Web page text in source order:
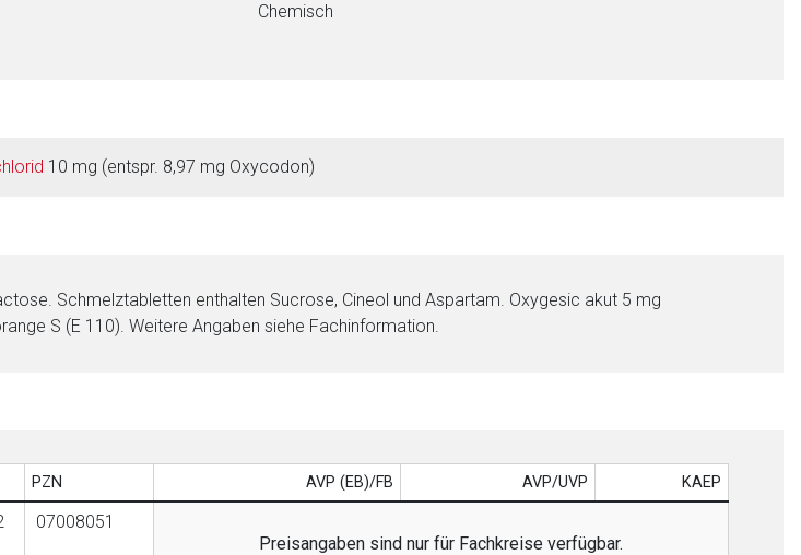
Chemisch
10 mg (entspr. 8,97 mg Oxycodon)
Schmelztabletten enthalten Sucrose, Cineol und Aspartam. Oxygesic akut 5 mg
S (E 110). Weitere Angaben siehe Fachinformation.
PZN AVP (EB)/FB AVP/UVP KAEP
07008051
Preisangaben sind nur für Fachkreise verfügbar.
andere Datenschutzbestimmungen.